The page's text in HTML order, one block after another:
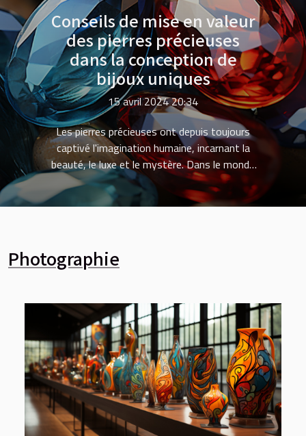
Conseils de mise en valeur
des pierres précieuses
dans la conception de
bijoux uniques
15 avril 2024 20:34
Les pierres précieuses ont depuis toujours
captivé l'imagination humaine, incarnant la
beauté, le luxe et le mystère. Dans le monde
de la bijouterie, elles occupent une place de
choix, conférant éclat et prestige aux
valeur leur splendeur unique ? Ce sujet
comment l'art de la joaillerie parvient à
magnifier ces gemmes, transformant
chaque pièce en un chef-d'œuvre. La mise en
valeur des pierres précieuses n'est pas
uniquement une question de sertissage; elle
fait appel à une véritable symphonie de
compétences et de connaissances. À travers
ces lignes, vous serez invité à plonger dans...
Photographie